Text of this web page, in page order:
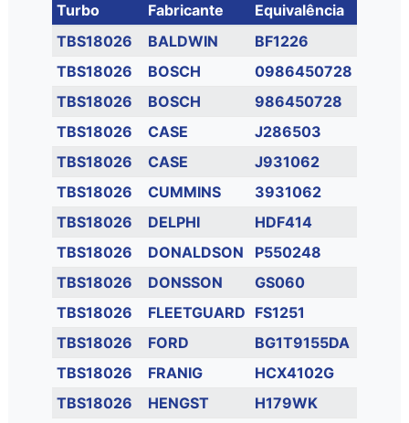
Turbo
Fabricante
Equivalência
TBS18026
BALDWIN
BF1226
TBS18026
BOSCH
0986450728
TBS18026
BOSCH
986450728
TBS18026
CASE
J286503
TBS18026
CASE
J931062
TBS18026
CUMMINS
3931062
TBS18026
DELPHI
HDF414
TBS18026
DONALDSON
P550248
TBS18026
DONSSON
GS060
TBS18026
FLEETGUARD FS1251
TBS18026
FORD
BG1T9155DA
TBS18026
FRANIG
HCX4102G
TBS18026
HENGST
H179WK